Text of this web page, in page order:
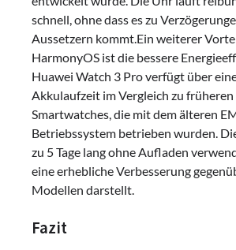
schnell, ohne dass es zu
Aussetzern kommt.Ein weiterer
HarmonyOS ist die bessere
Huawei Watch 3 Pro verfügt über
Akkulaufzeit im Vergleich zu
Smartwatches, die mit dem älteren
Betriebssystem betrieben wurden.
zu 5 Tage lang ohne Aufladen
eine erhebliche Verbesserung
Modellen darstellt.
Fazit